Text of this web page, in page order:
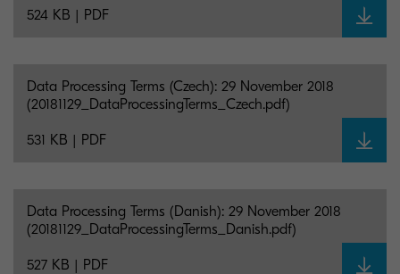
524 KB | PDF
Data Processing Terms (Czech): 29 November 2018
(20181129_DataProcessingTerms_Czech.pdf)
531 KB | PDF
Data Processing Terms (Danish): 29 November 2018
(20181129_DataProcessingTerms_Danish.pdf)
527 KB | PDF